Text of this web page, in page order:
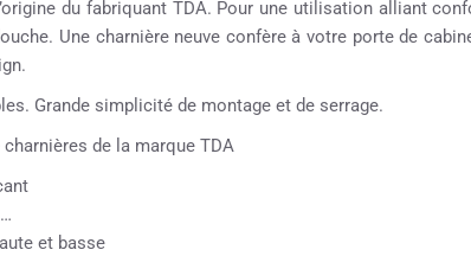
du fabriquant TDA. Pour une utilisation alliant
Une charnière neuve confère à votre porte de
Grande simplicité de montage et de serrage.
de la marque TDA
et basse